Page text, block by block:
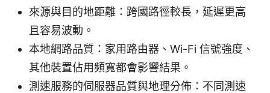
來源與目的地距離：跨國路徑較長，延遲更高
且容易波動。
本地網路品質：家用路由器、Wi-Fi 信號強度、
其他裝置佔用頻寬都會影響結果。
測速服務的伺服器品質與地理分佈：不同測速